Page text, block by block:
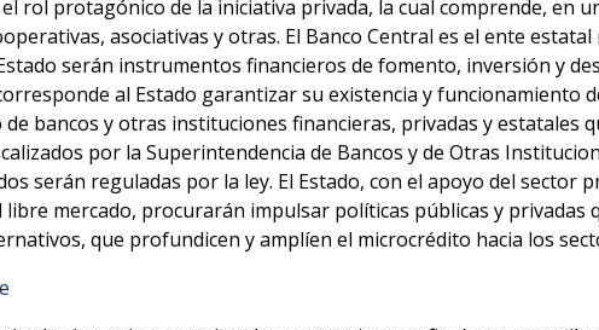
rol protagónico de la iniciativa privada, la cual comprende, en
asociativas y otras. El Banco Central es el ente
serán instrumentos financieros de fomento, inversión y
al Estado garantizar su existencia y funcionamiento
bancos y otras instituciones financieras, privadas y estatales
por la Superintendencia de Bancos y de Otras
serán reguladas por la ley. El Estado, con el apoyo del
libre mercado, procurarán impulsar políticas públicas y
que profundicen y amplíen el microcrédito hacia los